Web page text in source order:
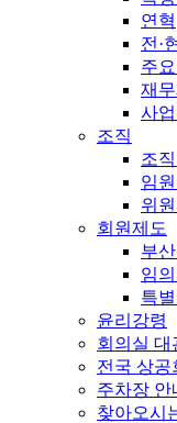
연혁
전·
주
재
사
조직
조
임원
위원
회원제도
부
임
특
윤리강령
회의실 대
전국 상공
주차장 안
찾아오시